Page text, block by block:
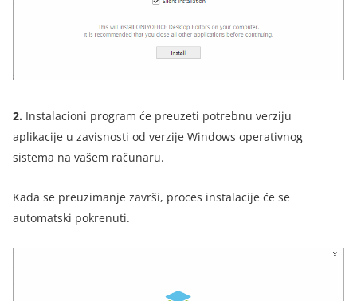
2. Instalacioni program će preuzeti potrebnu verziju
aplikacije u zavisnosti od verzije Windows operativnog
sistema na vašem računaru.
Kada se preuzimanje završi, proces instalacije će se
automatski pokrenuti.